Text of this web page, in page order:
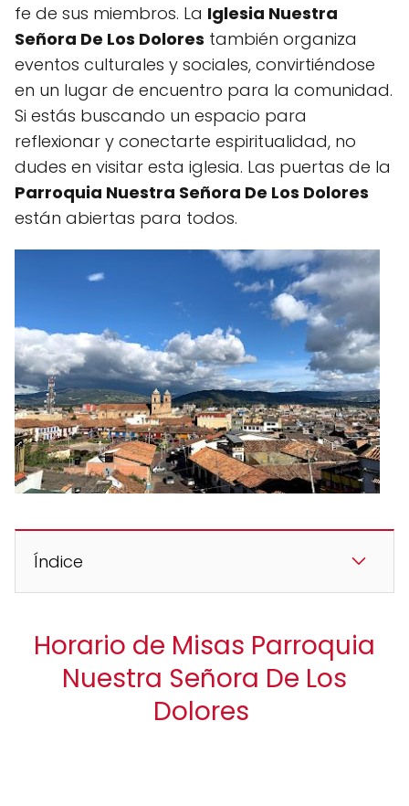
fe de sus miembros. La Iglesia Nuestra
Señora De Los Dolores también organiza
eventos culturales y sociales, convirtiéndose
en un lugar de encuentro para la comunidad.
Si estás buscando un espacio para
reflexionar y conectarte espiritualidad, no
dudes en visitar esta iglesia. Las puertas de la
Parroquia Nuestra Señora De Los Dolores
están abiertas para todos.
Índice
Horario de Misas Parroquia
Nuestra Señora De Los
Dolores